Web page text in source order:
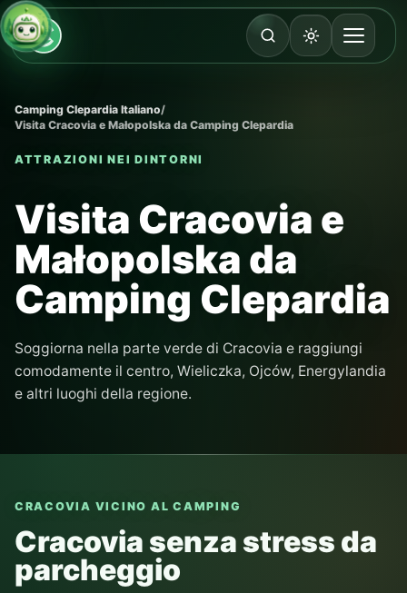
Camping Clepardia Italiano/
Visita Cracovia e Małopolska da Camping Clepardia
ATTRAZIONI NEI DINTORNI
Visita Cracovia e
Małopolska da
Camping Clepardia
Soggiorna nella parte verde di Cracovia e raggiungi
comodamente il centro, Wieliczka, Ojców, Energylandia
e altri luoghi della regione.
CRACOVIA VICINO AL CAMPING
Cracovia senza stress da
parcheggio